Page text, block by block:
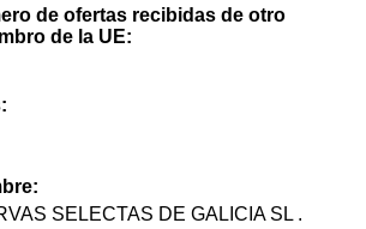
de ofertas recibidas de otro
de la UE:
SELECTAS DE GALICIA SL .